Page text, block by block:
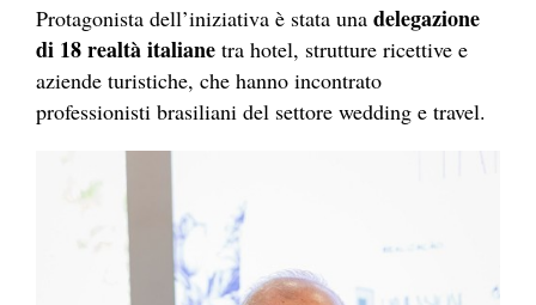
Protagonista dell’iniziativa è stata una delegazione
di 18 realtà italiane tra hotel, strutture ricettive e
aziende turistiche, che hanno incontrato
professionisti brasiliani del settore wedding e travel.